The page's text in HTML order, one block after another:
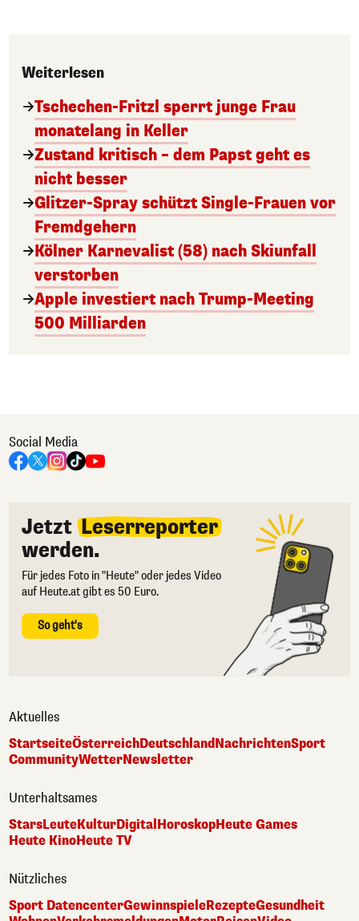
Weiterlesen
Tschechen-Fritzl sperrt junge Frau
monatelang in Keller
Zustand kritisch – dem Papst geht es
nicht besser
Glitzer-Spray schützt Single-Frauen vor
Fremdgehern
Kölner Karnevalist (58) nach Skiunfall
verstorben
Apple investiert nach Trump-Meeting
500 Milliarden
Social Media
Jetzt Leserreporter
werden.
Für jedes Foto in "Heute" oder jedes Video
auf Heute.at gibt es 50 Euro.
So geht's
Aktuelles
StartseiteÖsterreichDeutschlandNachrichtenSport
CommunityWetterNewsletter
Unterhaltsames
StarsLeuteKulturDigital HoroskopHeute Games
Heute KinoHeute TV
Nützliches
Sport DatencenterGewinnspieleRezepteGesundheit